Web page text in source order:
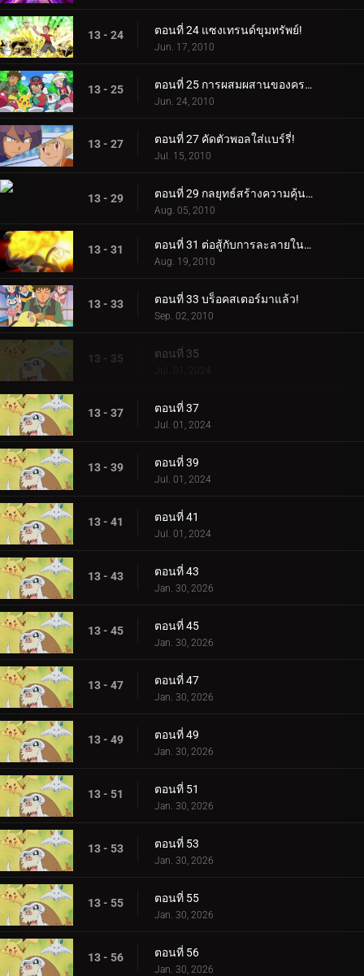
13 - 24 ตอนที่ 24 แซงเทรนด์ขุมทรัพย์!
Jun. 17, 2010
13 - 25 ตอนที่ 25 การผสมผสานของครอบครัวเก่า!
Jun. 24, 2010
13 - 27 ตอนที่ 27 คัดตัวพอลใส่แบร์รี่!
Jul. 15, 2010
13 - 29 ตอนที่ 29 กลยุทธ์สร้างความคุ้นเคย!
Aug. 05, 2010
13 - 31 ตอนที่ 31 ต่อสู้กับการละลายในความสัมพันธ์!
Aug. 19, 2010
13 - 33 ตอนที่ 33 บร็อคสเตอร์มาแล้ว!
Sep. 02, 2010
13 - 35 ตอนที่ 35
Jul. 01, 2024
13 - 37 ตอนที่ 37
Jul. 01, 2024
13 - 39 ตอนที่ 39
Jul. 01, 2024
13 - 41 ตอนที่ 41
Jul. 01, 2024
13 - 43 ตอนที่ 43
Jan. 30, 2026
13 - 45 ตอนที่ 45
Jan. 30, 2026
13 - 47 ตอนที่ 47
Jan. 30, 2026
13 - 49 ตอนที่ 49
Jan. 30, 2026
13 - 51 ตอนที่ 51
Jan. 30, 2026
13 - 53 ตอนที่ 53
Jan. 30, 2026
13 - 55 ตอนที่ 55
Jan. 30, 2026
13 - 56 ตอนที่ 56
Jan. 30, 2026